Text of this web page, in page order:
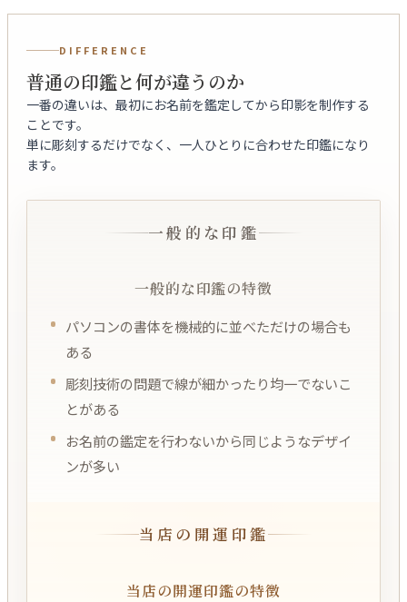
DIFFERENCE
普通の印鑑と何が違うのか
一番の違いは、最初にお名前を鑑定してから印影を制作する
ことです。
単に彫刻するだけでなく、一人ひとりに合わせた印鑑になり
ます。
一般的な印鑑
一般的な印鑑の特徴
パソコンの書体を機械的に並べただけの場合も
ある
彫刻技術の問題で線が細かったり均一でないこ
とがある
お名前の鑑定を行わないから同じようなデザイ
ンが多い
当店の開運印鑑
当店の開運印鑑の特徴